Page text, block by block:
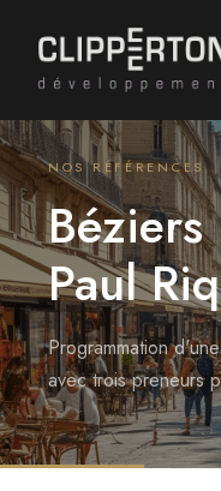
NOS RÉFÉRENCES
Paul
Programmation
avec trois preneurs